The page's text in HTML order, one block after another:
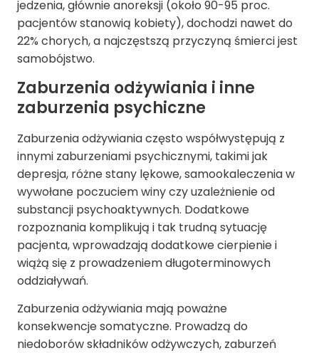
jedzenia, głównie anoreksji (około 90-95 proc.
pacjentów stanowią kobiety), dochodzi nawet do
22% chorych, a najczęstszą przyczyną śmierci jest
samobójstwo.
Zaburzenia odżywiania i inne
zaburzenia psychiczne
Zaburzenia odżywiania często współwystępują z
innymi zaburzeniami psychicznymi, takimi jak
depresja, różnestany lękowe,samookaleczeniaw
wywołane poczuciem winy czy uzależnienie od
substancji psychoaktywnych. Dodatkowe
rozpoznania komplikują i tak trudną sytuację
pacjenta, wprowadzają dodatkowe cierpienie i
wiążą się z prowadzeniem długoterminowych
oddziaływań.
Zaburzenia odżywiania mają poważne
konsekwencje somatyczne. Prowadzą do
niedoborów składników odżywczych, zaburzeń